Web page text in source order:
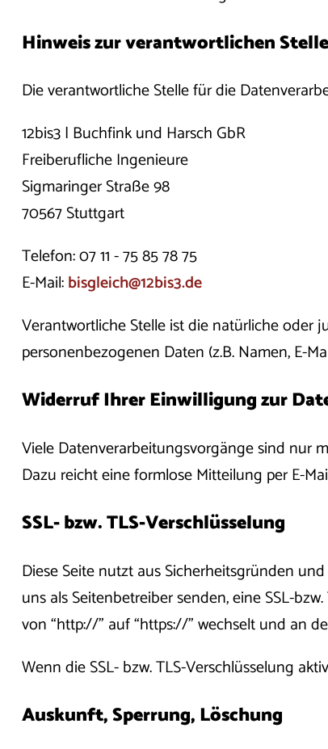
Hinweis zur verantwortlichen Stelle
Die verantwortliche Stelle für die
12bis3 | Buchfink und Harsch GbR
Freiberufliche Ingenieure
Sigmaringer Straße 98
70567 Stuttgart
Telefon: 07 11 - 75 85 78 75
E-Mail:bisgleich@12bis3.de
Verantwortliche Stelle ist die natürliche oder
personenbezogenen Daten (z.B. Namen, E-
Widerruf Ihrer Einwilligung zur
Viele Datenverarbeitungsvorgänge sind nur
Dazu reicht eine formlose Mitteilung per E-
SSL- bzw. TLS-Verschlüsselung
Diese Seite nutzt aus Sicherheitsgründen
uns als Seitenbetreiber senden, eine SSL-
von “http://” auf “https://” wechselt und an
Wenn die SSL- bzw. TLS-Verschlüsselung
Auskunft, Sperrung, Löschung